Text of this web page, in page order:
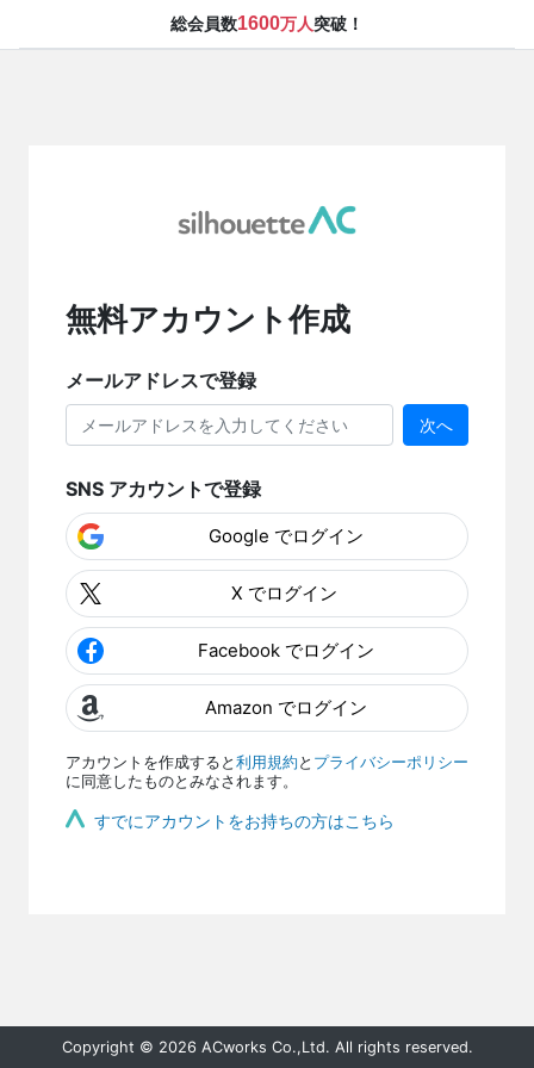
総会員数1600万人突破！
無料アカウント作成
メールアドレスで登録
次へ
SNS アカウントで登録
Google でログイン
X でログイン
Facebook でログイン
Amazon でログイン
アカウントを作成すると 利用規約 と プライバシーポリシー
に同意したものとみなされます。
すでにアカウントをお持ちの方はこちら
Copyright © 2026 ACworks Co.,Ltd. All rights reserved.